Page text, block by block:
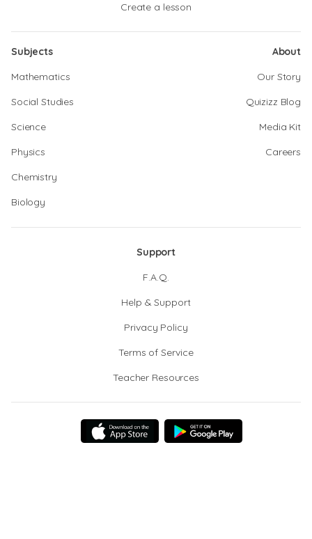
Create a lesson
Subjects
Mathematics
Social Studies
Science
Physics
Chemistry
Biology
About
Our Story
Quizizz Blog
Media Kit
Careers
Support
F.A.Q.
Help & Support
Privacy Policy
Terms of Service
Teacher Resources